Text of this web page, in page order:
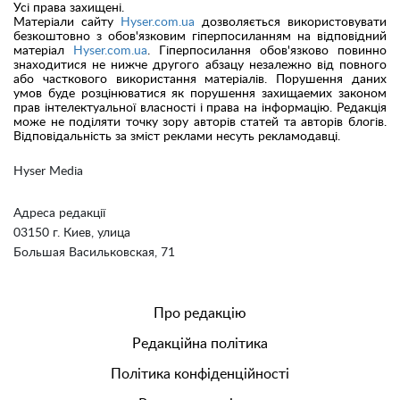
Hyser Media
Адреса редакції
03150 г. Киев, улица
Большая Васильковская, 71
Усі права захищені.
Матеріали сайту
Hyser.com.ua дозволяється використовувати
безкоштовно з обов'язковим гіперпосиланням на відповідний
матеріал
Hyser.com.ua . Гіперпосилання обов'язково повинно
знаходитися не нижче другого абзацу незалежно від повного
або часткового використання матеріалів. Порушення даних
умов буде розцінюватися як порушення захищаемих законом
прав інтелектуальної власності і права на інформацію. Редакція
може не поділяти точку зору авторів статей та авторів блогів.
Відповідальність за зміст реклами несуть рекламодавці.
Про редакцію
Редакційна політика
Політика конфіденційності